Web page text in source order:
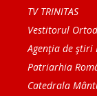
TV TRINITAS
Vestitorul
Agenţia de ştiri
Patriarhia
Catedrala